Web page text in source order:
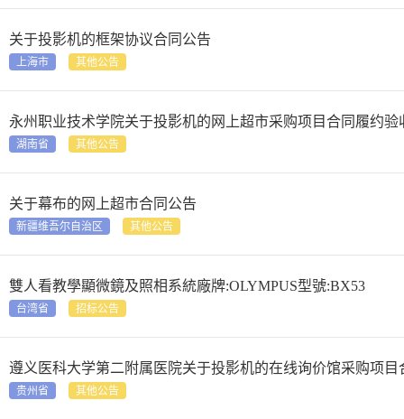
关于投影机的框架协议合同公告
上海市 其他公告
永州职业技术学院关于投影机的网上超市采购项目合同履约验
湖南省 其他公告
关于幕布的网上超市合同公告
新疆维吾尔自治区 其他公告
雙人看教學顯微鏡及照相系統廠牌:OLYMPUS型號:BX53
台湾省 招标公告
遵义医科大学第二附属医院关于投影机的在线询价馆采购项目
贵州省 其他公告